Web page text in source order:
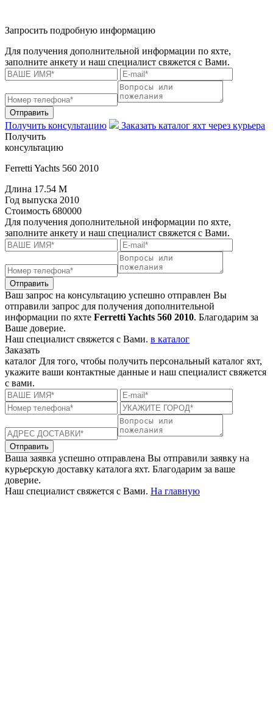
Запросить подробную информацию
Для получения дополнительной информации по яхте,
заполните анкету и наш специалист свяжется с Вами.
Отправить
Получить консультацию
Заказать каталог яхт через курьера
Получить
консультацию
Ferretti Yachts 560 2010
Длина 17.54 M
Год выпуска 2010
Стоимость 680000
Для получения дополнительной информации по яхте,
заполните анкету и наш специалист свяжется с Вами.
Отправить
Ваш запрос на консультацию успешно отправлен Вы
отправили запрос для получения дополнительной
информации по яхте Ferretti Yachts 560 2010. Благодарим за
Ваше доверие.
Наш специалист свяжется с Вами. в каталог
Заказать
каталог Для того, чтобы получить персональный каталог яхт,
укажите ваши контактные данные и наш специалист свяжется
с вами.
Отправить
Ваша заявка успешно отправлена Вы отправили заявку на
курьерскую доставку каталога яхт. Благодарим за ваше
доверие.
Наш специалист свяжется с Вами. На главную